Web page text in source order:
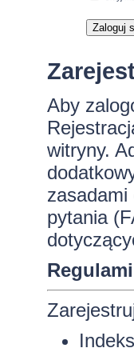
Aby
witryny.
pytania